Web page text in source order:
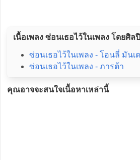
เนื้อเพลง ซ่อนเธอไว้ในเพลง โดยศิล
ซ่อนเธอไว้ในเพลง - โอนลี่ มันเ
ซ่อนเธอไว้ในเพลง - ภารต้า
คุณอาจจะสนใจเนื้อหาเหล่านี้